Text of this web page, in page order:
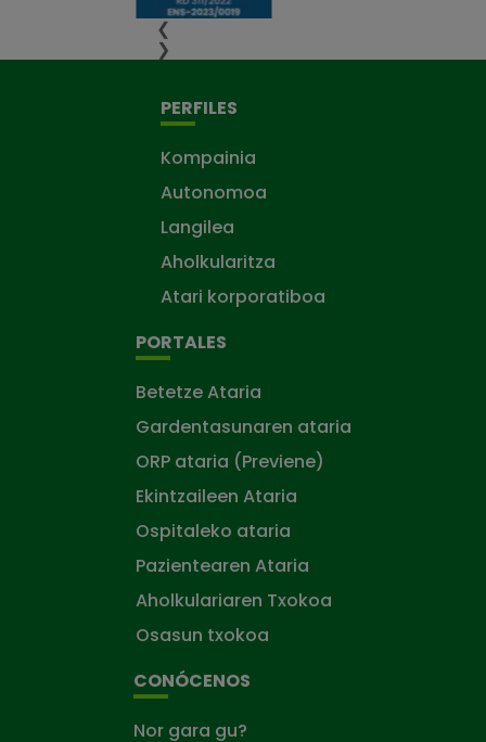
❮
❯
PERFILES
Kompainia
Autonomoa
Langilea
Aholkularitza
Atari korporatiboa
PORTALES
Betetze Ataria
Gardentasunaren ataria
ORP ataria (Previene)
Ekintzaileen Ataria
Ospitaleko ataria
Pazientearen Ataria
Aholkulariaren Txokoa
Osasun txokoa
CONÓCENOS
Nor gara gu?